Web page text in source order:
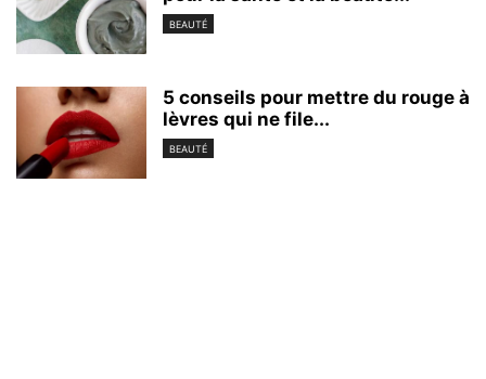
BEAUTÉ
5 conseils pour mettre du rouge à
lèvres qui ne file...
BEAUTÉ